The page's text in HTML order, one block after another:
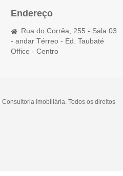
Endereço
Rua do Corrêa, 255 - Sala 03
- andar Térreo - Ed. Taubaté
Office - Centro
Imobiliária. Todos os direitos